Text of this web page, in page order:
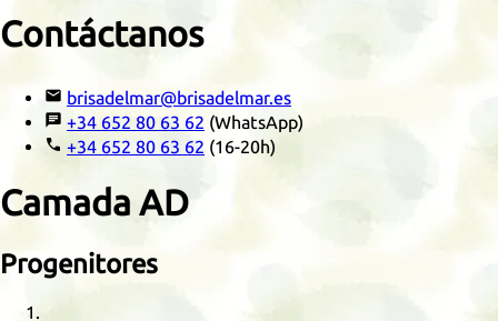
Contáctanos
 brisadelmar@brisadelmar.es
 +34 652 80 63 62 (WhatsApp)
 +34 652 80 63 62 (16-20h)
Camada AD
Progenitores